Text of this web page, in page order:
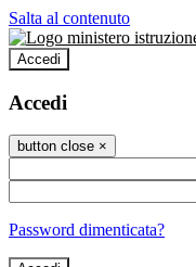
Salta al contenuto
Accedi
Accedi
button close ×
Password dimenticata?